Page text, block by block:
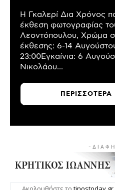
Η Γκαλερί Δια Χρόνος
έκθεση φωτογραφίας
Λεοντόπουλου, Χρώμα
έκθεσης: 6-14
23:00Εγκαίνια: 6
Νικολάου...
ΠΕΡΙΣΣΌΤΕΡΑ
- Δ Ι Α Φ